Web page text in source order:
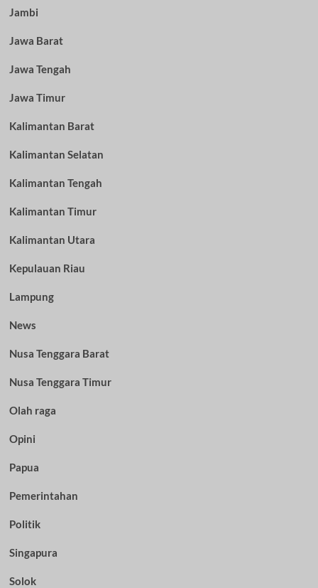
Jambi
Jawa Barat
Jawa Tengah
Jawa Timur
Kalimantan Barat
Kalimantan Selatan
Kalimantan Tengah
Kalimantan Timur
Kalimantan Utara
Kepulauan Riau
Lampung
News
Nusa Tenggara Barat
Nusa Tenggara Timur
Olah raga
Opini
Papua
Pemerintahan
Politik
Singapura
Solok